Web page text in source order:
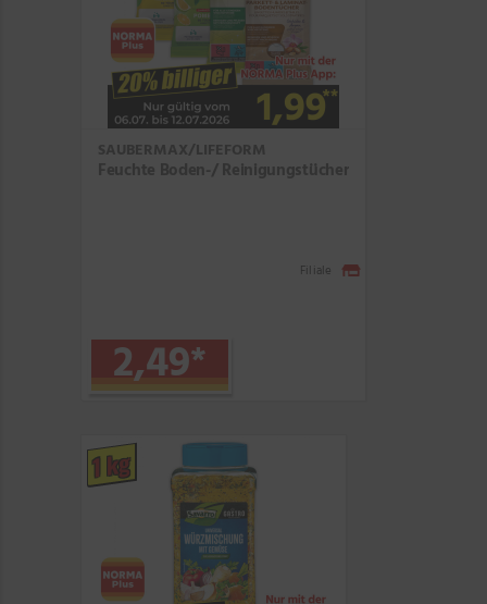
SAUBERMAX/LIFEFORM
Feuchte Boden-/ Reinigungstücher
2,49*
Filiale
1 kg